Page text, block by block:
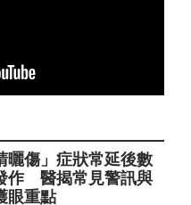
曬傷」症狀常延後數
作 醫揭常見警訊與
眼重點